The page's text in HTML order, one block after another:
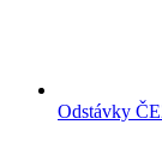
Odstávky